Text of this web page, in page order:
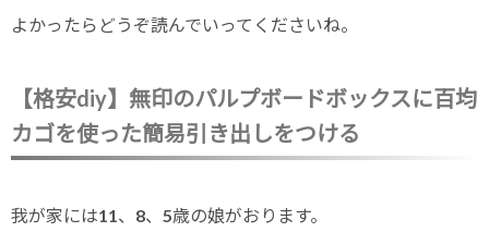
よかったらどうぞ読んでいってくださいね。
【格安diy】無印のパルプボードボックスに百均
カゴを使った簡易引き出しをつける
我が家には11、8、5歳の娘がおります。